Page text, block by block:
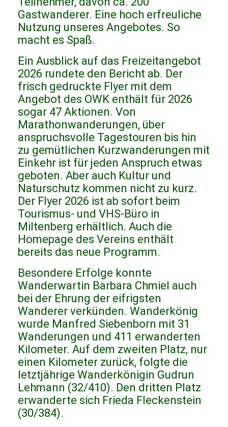
Gastwanderer. Eine hoch erfreuliche
Nutzung unseres Angebotes. So
macht es Spaß.
Ein Ausblick auf das Freizeitangebot
2026 rundete den Bericht ab. Der
frisch gedruckte Flyer mit dem
Angebot des OWK enthält für 2026
sogar 47 Aktionen. Von
Marathonwanderungen, über
anspruchsvolle Tagestouren bis hin
zu gemütlichen Kurzwanderungen mit
Einkehr ist für jeden Anspruch etwas
geboten. Aber auch Kultur und
Naturschutz kommen nicht zu kurz.
Der Flyer 2026 ist ab sofort beim
Tourismus- und VHS-Büro in
Miltenberg erhältlich. Auch die
Homepage des Vereins enthält
bereits das neue Programm.
Besondere Erfolge konnte
Wanderwartin Barbara Chmiel auch
bei der Ehrung der eifrigsten
Wanderer verkünden. Wanderkönig
wurde Manfred Siebenborn mit 31
Wanderungen und 411 erwanderten
Kilometer. Auf dem zweiten Platz, nur
einen Kilometer zurück, folgte die
letztjährige Wanderkönigin Gudrun
Lehmann (32/410). Den dritten Platz
erwanderte sich Frieda Fleckenstein
(30/384).